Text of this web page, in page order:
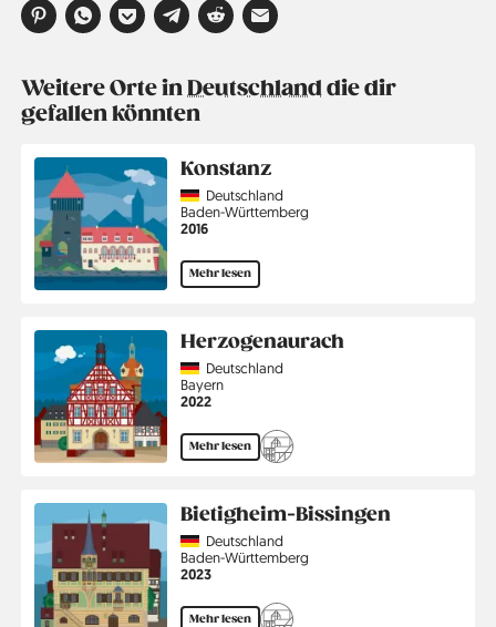
Weitere Orte inDeutschlanddie dir
gefallen könnten
Konstanz
CountryDeutschland
Region
Baden-Württemberg
Jahr
2016
Mehr lesen
Herzogenaurach
CountryDeutschland
Region
Bayern
Jahr
2022
Mehr lesen
Bietigheim-Bissingen
CountryDeutschland
Region
Baden-Württemberg
Jahr
2023
Mehr lesen